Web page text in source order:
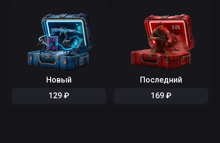
Новый
129 ₽
Последний
169 ₽